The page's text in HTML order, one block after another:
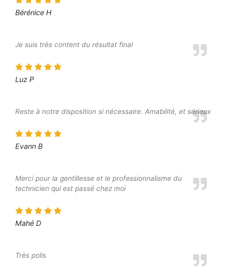
Bérénice H
Je suis très content du résultat final
Luz P
Reste à notre disposition si nécessaire. Amabilité, et sérieux
Evann B
Merci pour la gentillesse et le professionnalisme du
technicien qui est passé chez moi
Mahé D
Très polis